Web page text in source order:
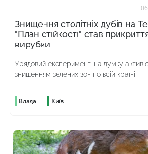
Знищення столітніх дубів на
"План стійкості" став
вирубки
Урядовий експеримент, на думку
знищенням зелених зон по всій країні
Влада Київ